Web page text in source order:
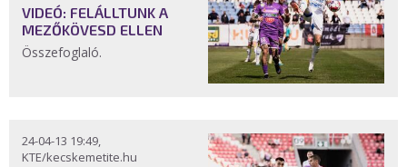
VIDEÓ: FELÁLLTUNK A
MEZŐKÖVESD ELLEN
Összefoglaló.
24-04-13 19:49,
KTE/kecskemetite.hu